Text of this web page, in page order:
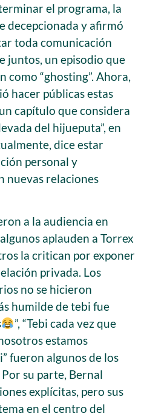
el programa, la
decepcionada y afirmó
toda comunicación
juntos, un episodio que
como “ghosting”. Ahora,
hacer públicas estas
capítulo que considera
del hijueputa”, en
dice estar
personal y
nuevas relaciones
a la audiencia en
aplauden a Torrex
la critican por exponer
privada. Los
no se hicieron
humilde de tebi fue
”, “Tebi cada vez que
estamos
fueron algunos de los
su parte, Bernal
explícitas, pero sus
en el centro del